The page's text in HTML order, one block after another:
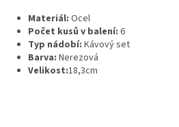
Materiál: Ocel
Počet kusů v balení: 6
Typ nádobí: Kávový set
Barva: Nerezová
Velikost:18,3cm